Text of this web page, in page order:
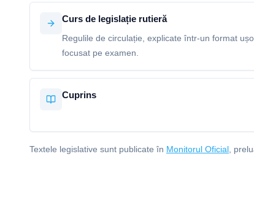
Curs de legislație rutieră
Regulile de circulație, explicate într-un format
focusat pe examen.
Cuprins
Textele legislative sunt publicate în Monitorul Oficial ,